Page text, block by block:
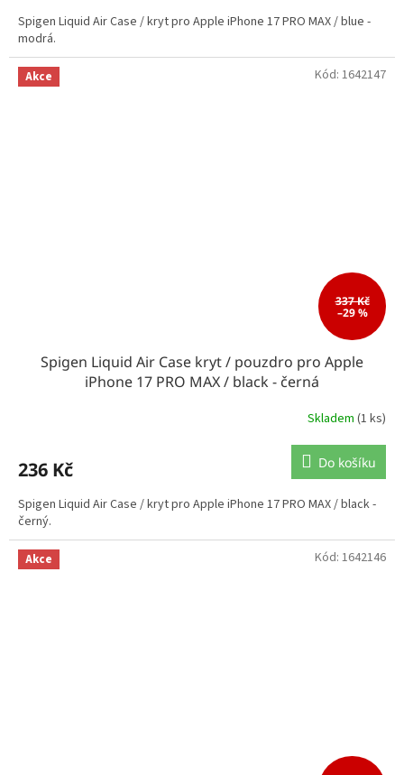
Spigen Liquid Air Case / kryt pro Apple iPhone 17 PRO MAX / blue -
modrá.
Akce
337 Kč
–29 %
Spigen Liquid Air Case kryt / pouzdro pro Apple
iPhone 17 PRO MAX / black - černá
Skladem (1 ks)
236 Kč Do košíku
Spigen Liquid Air Case / kryt pro Apple iPhone 17 PRO MAX / black -
černý.
Kód: 1642147
Akce Kód: 1642146